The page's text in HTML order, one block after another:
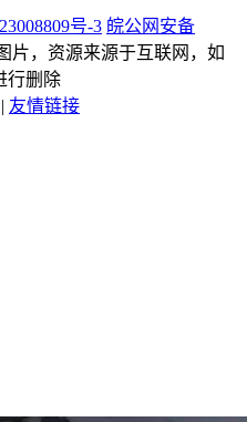
号-3 皖公网安备
片，资源来源于互联网，如
行删除
| 友情链接